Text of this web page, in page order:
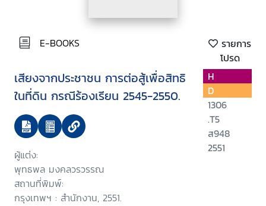
E-BOOKS
รายการ
โปรด
เสียงจากประชาชน การต่อสู้เพื่อสิทธิ
ในที่ดิน กรณีร้องเรียน 2545-2550.
ผู้แต่ง:
พุทธพล มงคลวรวรรณ
สถานที่พิมพ์:
กรุงเทพฯ : สำนักงาน, 2551.
H
D
1306
.T5
ส948
2551